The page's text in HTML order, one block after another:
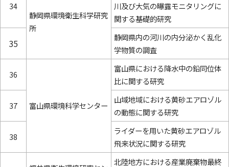
34
静岡県環境衛生科学研究
所
川及び大気の曝露モニタリングに
関する基礎的研究
35
静岡県内の河川の内分泌かく乱化
学物質の調査
36
富山県環境科学センター
富山県における降水中の鉛同位体
比に関する研究
37
山域地域における黄砂エアロゾル
の動態に関する研究
38
ライダーを用いた黄砂エアロゾル
飛来状況に関する研究
北陸地方における産業廃棄物最終